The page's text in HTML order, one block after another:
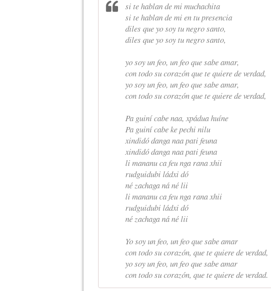
si te hablan de mi muchachita
si te hablan de mi en tu presencia
diles que yo soy tu negro santo,
diles que yo soy tu negro santo,
yo soy un feo, un feo que sabe amar,
con todo su corazón que te quiere de verdad,
yo soy un feo, un feo que sabe amar,
con todo su corazón que te quiere de verdad,
Pa guiní cabe naa, xpádua huíne
Pa guiní cabe ke pechi nilu
xindidó danga naa pati feuna
xindidó danga naa pati feuna
li mananu ca feu nga rana xhii
rudguidubi ládxi dó
né zachaga ná né lii
li mananu ca feu nga rana xhii
rudguidubi ládxi dó
né zachaga ná né lii
Yo soy un feo, un feo que sabe amar
con todo su corazón, que te quiere de verdad,
yo soy un feo, un feo que sabe amar
con todo su corazón, que te quiere de verdad.